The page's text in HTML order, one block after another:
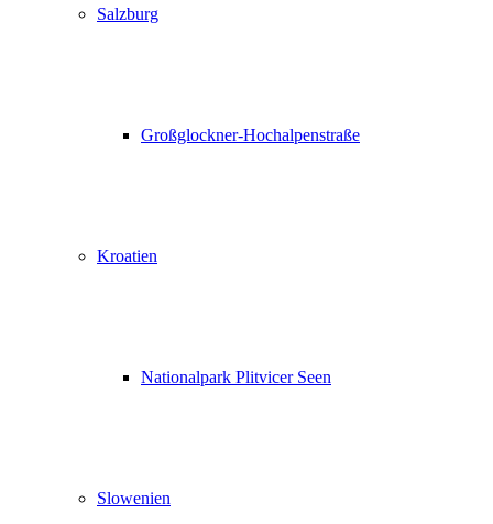
Salzburg
Großglockner-Hochalpenstraße
Kroatien
Nationalpark Plitvicer Seen
Slowenien